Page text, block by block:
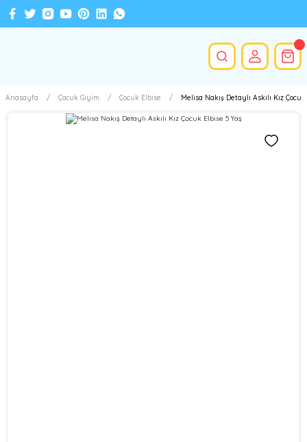
Anasayfa Çocuk Giyim Çocuk Elbise Melisa Nakış Detaylı Askılı Kız